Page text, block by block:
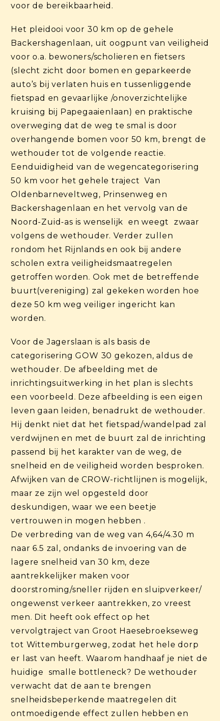
voor de bereikbaarheid.
Het pleidooi voor 30 km op de gehele
Backershagenlaan, uit oogpunt van veiligheid
voor o.a. bewoners/scholieren en fietsers
(slecht zicht door bomen en geparkeerde
auto’s bij verlaten huis en tussenliggende
fietspad en gevaarlijke /onoverzichtelijke
kruising bij Papegaaienlaan) en praktische
overweging dat de weg te smal is door
overhangende bomen voor 50 km, brengt de
wethouder tot de volgende reactie.
Eenduidigheid van de wegencategorisering
50 km voor het gehele traject Van
Oldenbarneveltweg, Prinsenweg en
Backershagenlaan en het vervolg van de
Noord-Zuid-as is wenselijk en weegt zwaar
volgens de wethouder. Verder zullen
rondom het Rijnlands en ook bij andere
scholen extra veiligheidsmaatregelen
getroffen worden. Ook met de betreffende
buurt(vereniging) zal gekeken worden hoe
deze 50 km weg veiliger ingericht kan
worden.
Voor de Jagerslaan is als basis de
categorisering GOW 30 gekozen, aldus de
wethouder. De afbeelding met de
inrichtingsuitwerking in het plan is slechts
een voorbeeld. Deze afbeelding is een eigen
leven gaan leiden, benadrukt de wethouder.
Hij denkt niet dat het fietspad/wandelpad zal
verdwijnen en met de buurt zal de inrichting
passend bij het karakter van de weg, de
snelheid en de veiligheid worden besproken.
Afwijken van de CROW-richtlijnen is mogelijk,
maar ze zijn wel opgesteld door
deskundigen, waar we een beetje
vertrouwen in mogen hebben .
De verbreding van de weg van 4,64/4.30 m
naar 6.5 zal, ondanks de invoering van de
lagere snelheid van 30 km, deze
aantrekkelijker maken voor
doorstroming/sneller rijden en sluipverkeer/
ongewenst verkeer aantrekken, zo vreest
men. Dit heeft ook effect op het
vervolgtraject van Groot Haesebroekseweg
tot Wittemburgerweg, zodat het hele dorp
er last van heeft. Waarom handhaaf je niet de
huidige smalle bottleneck? De wethouder
verwacht dat de aan te brengen
snelheidsbeperkende maatregelen dit
ontmoedigende effect zullen hebben en